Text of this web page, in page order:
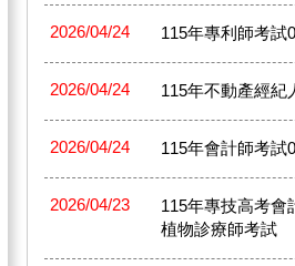
2026/04/24 115年專利師考試
2026/04/24 115年不動產經紀
2026/04/24 115年會計師考試
2026/04/23
115年專技高考會
植物診療師考試